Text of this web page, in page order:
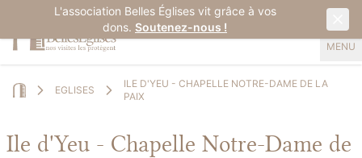
L'association Belles Églises vit grâce à vos
dons. Soutenez-nous !
MENU
EGLISES
ILE D'YEU - CHAPELLE NOTRE-DAME DE LA
PAIX
Ile d'Yeu - Chapelle Notre-Dame de